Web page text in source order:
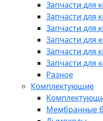
Запчасти для
Запчасти для
Запчасти для
Запчасти для
Запчасти для
Запчасти для
Разное
Комплектующие
Мембранные